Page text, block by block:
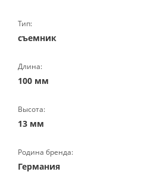
Тип:
съемник
Длина:
100 мм
Высота:
13 мм
Родина бренда:
Германия